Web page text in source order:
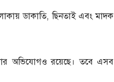
ডাকাতি, ছিনতাই এবং মাদক
অভিযোগও রয়েছে। তবে এসব